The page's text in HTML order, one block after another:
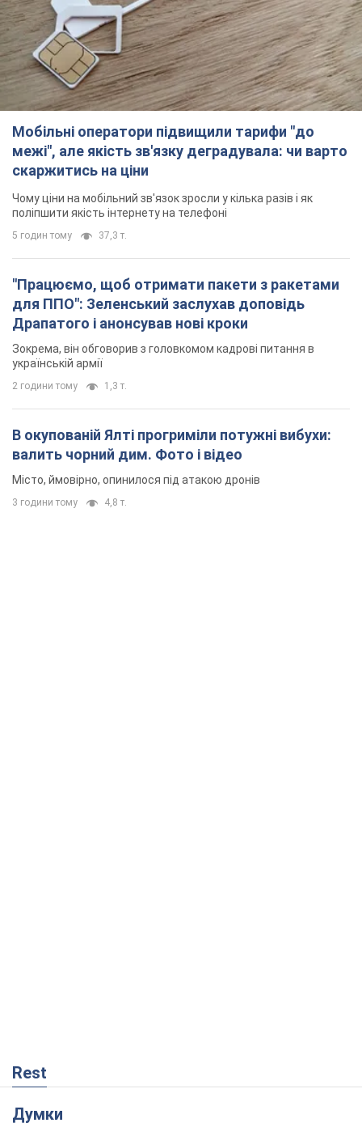
Мобільні оператори підвищили тарифи "до
межі", але якість зв'язку деградувала: чи варто
скаржитись на ціни
Чому ціни на мобільний зв'язок зросли у кілька разів і як
поліпшити якість інтернету на телефоні
5 годин тому 37,3 т.
"Працюємо, щоб отримати пакети з ракетами
для ППО": Зеленський заслухав доповідь
Драпатого і анонсував нові кроки
Зокрема, він обговорив з головкомом кадрові питання в
українській армії
2 години тому 1,3 т.
В окупованій Ялті прогриміли потужні вибухи:
валить чорний дим. Фото і відео
Місто, ймовірно, опинилося під атакою дронів
3 години тому 4,8 т.
Rest
Думки